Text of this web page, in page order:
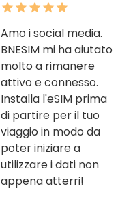
Amo i social media.
BNESIM mi ha aiutato
molto a rimanere
attivo e connesso.
Installa l'eSIM prima
di partire per il tuo
viaggio in modo da
poter iniziare a
utilizzare i dati non
appena atterri!